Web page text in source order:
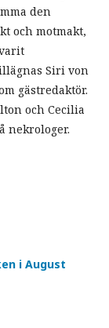
den
och motmakt,
Siri von
gästredaktör.
och Cecilia
nekrologer.
i August